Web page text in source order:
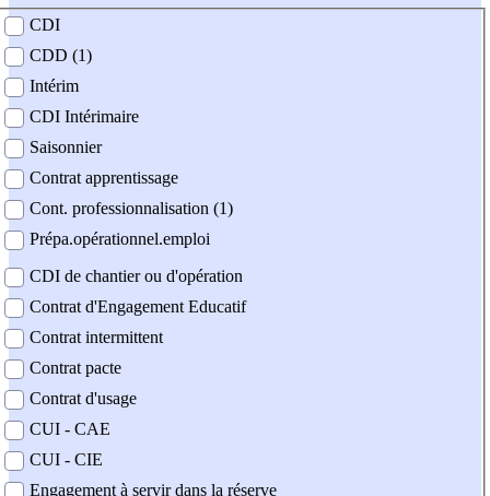
contrat
CDI
CDD (1)
Intérim
CDI Intérimaire
Saisonnier
Contrat apprentissage
Cont. professionnalisation (1)
Prépa.opérationnel.emploi
CDI de chantier ou d'opération
Contrat d'Engagement Educatif
Contrat intermittent
Contrat pacte
Contrat d'usage
CUI - CAE
CUI - CIE
Engagement à servir dans la réserve